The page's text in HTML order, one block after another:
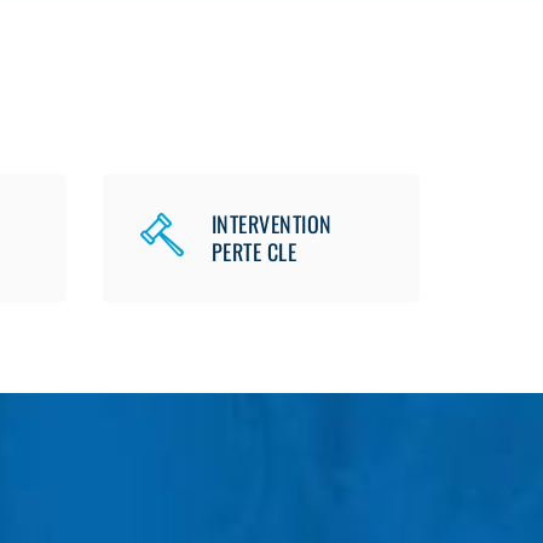
INTERVENTION
PERTE CLE